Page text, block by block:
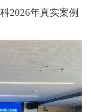
2026年真实案例